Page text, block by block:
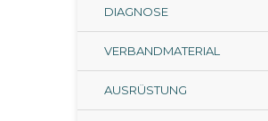
DIAGNOSE
VERBANDMATERIAL
AUSRÜSTUNG